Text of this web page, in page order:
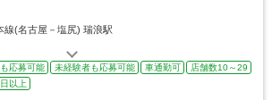
線(名古屋－塩尻) 瑞浪駅
応募可能 未経験者も応募可能 車通勤可
店舗数10～29
以上